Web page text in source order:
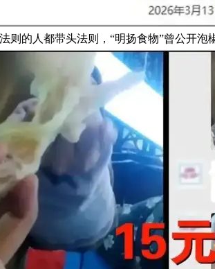
则的人都带头法则，“明扬食物”曾公开